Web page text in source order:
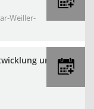
Weiller-
und